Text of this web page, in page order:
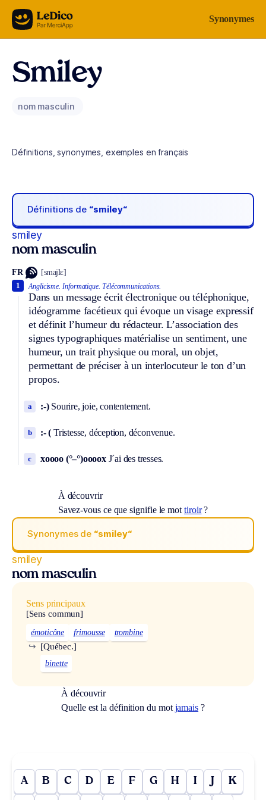
Aller au contenu Synonymes
Smiley
nom masculin
Définitions, synonymes, exemples en français
Définitions de “smiley“
smiley
nom masculin
FR [smajlɛ]
Anglicisme. Informatique. Télécommunications.
Dans un message écrit électronique ou téléphonique,
idéogramme facétieux qui évoque un visage expressif
et définit l’humeur du rédacteur. L’association des
signes typographiques matérialise un sentiment, une
humeur, un trait physique ou moral, un objet,
permettant de préciser à un interlocuteur le ton d’un
propos.
1
:-)Sourire, joie, contentement.
a
:- ( Tristesse, déception, déconvenue.
b
xoooo (°–°)ooooxJ´ai des tresses.
c
À découvrir
Savez-vous ce que signifie le mot tiroir?
Synonymes de “smiley“
smiley
nom masculin
Sens principaux
[Sens commun]
émoticône frimousse trombine
[Québec.]
↪
binette
À découvrir
Quelle est la définition du mot jamais ?
A B C D E F G H I J K